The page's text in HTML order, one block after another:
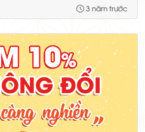
3 năm trước